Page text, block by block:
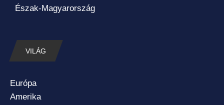
Észak-Magyarország
VILÁG
Európa
Amerika